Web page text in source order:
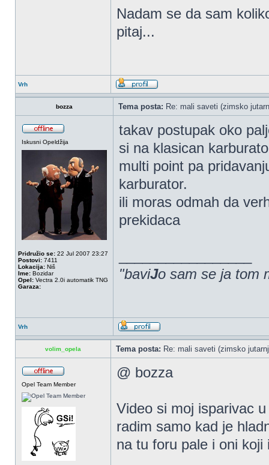
Nadam se da sam
pitaj...
Vrh
bozza Tema posta: Re: mali saveti (zimsko
Iskusni Opeldžija
Pridružio se: 22 Jul 2007 23:27
Postovi: 7411
Lokacija: Niš
Ime: Bozidar
Opel: Vectra 2.0i automatik TNG
Garaza:
takav postupak oko
si na klasican
multi point pa
karburator.
ili moras odmah da
prekidaca
"baviJo sam se ja tom
Vrh
volim_opela Tema posta: Re: mali saveti (zimsko
Opel Team Member
@ bozza
Video si moj isparivac
radim samo kad je
na tu foru pale i oni